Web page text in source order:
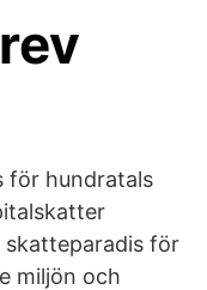
för hundratals
skatteparadis för
miljön och